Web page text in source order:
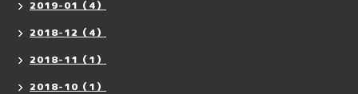
2019-01（4）
2018-12（4）
2018-11（1）
2018-10（1）